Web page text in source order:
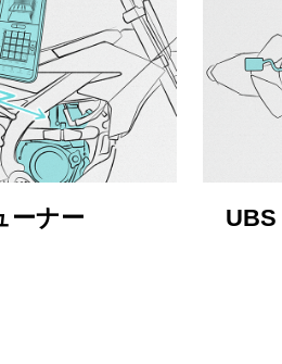
ーナー UBS